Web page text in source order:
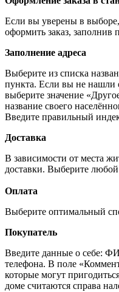
Если вы уверены в
оформить заказ, заполнив
Заполнение адреса
Выберите из списка
пункта. Если вы не нашли
выберите значение
название своего
Введите правильный
Доставка
В зависимости от места
доставки. Выберите
Оплата
Выберите оптимальный
Покупатель
Введите данные о себе:
телефона. В поле
которые могут
доме считаются справа